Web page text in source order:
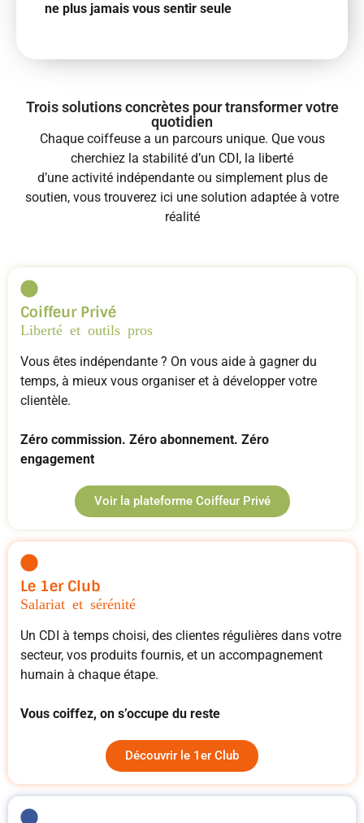
ne plus jamais vous sentir seule
Trois solutions concrètes pour transformer votre
quotidien
Chaque coiffeuse a un parcours unique. Que vous
cherchiez la stabilité d’un CDI, la liberté
d’une activité indépendante ou simplement plus de
soutien, vous trouverez ici une solution adaptée à votre
réalité
Coiffeur Privé
Liberté et outils pros
Vous êtes indépendante ? On vous aide à gagner du
temps, à mieux vous organiser et à développer votre
clientèle.
Zéro commission. Zéro abonnement. Zéro
engagement
Voir la plateforme Coiffeur Privé
Le 1er Club
Salariat et sérénité
Un CDI à temps choisi, des clientes régulières dans votre
secteur, vos produits fournis, et un accompagnement
humain à chaque étape.
Vous coiffez, on s’occupe du reste
Découvrir le 1er Club